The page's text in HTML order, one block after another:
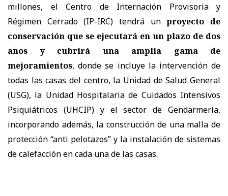
millones, el Centro de Internación Provisoria y
Régimen Cerrado (IP-IRC) tendrá un proyecto de
conservación que se ejecutará en un plazo de dos
años y cubrirá una amplia gama de
mejoramientos, donde se incluye la intervención de
todas las casas del centro, la Unidad de Salud General
(USG), la Unidad Hospitalaria de Cuidados Intensivos
Psiquiátricos (UHCIP) y el sector de Gendarmería,
incorporando además, la construcción de una malla de
protección “anti pelotazos” y la instalación de sistemas
de calefacción en cada una de las casas.